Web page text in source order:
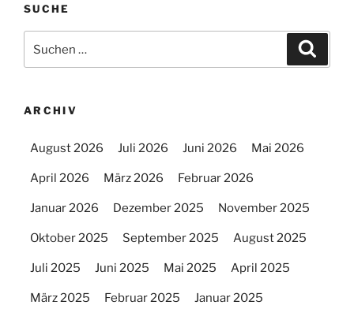
SUCHE
nach:
ARCHIV
August 2026 Juli 2026 Juni 2026 Mai 2026
April 2026 März 2026 Februar 2026
Januar 2026 Dezember 2025 November 2025
Oktober 2025 September 2025 August 2025
Juli 2025 Juni 2025 Mai 2025 April 2025
März 2025 Februar 2025 Januar 2025